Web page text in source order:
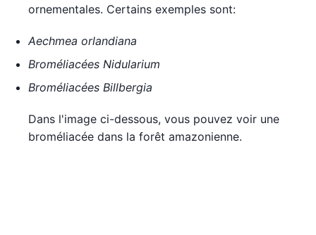
ornementales. Certains exemples sont:
Aechmea orlandiana
Broméliacées Nidularium
Broméliacées Billbergia
Dans l'image ci-dessous, vous pouvez voir une
broméliacée dans la forêt amazonienne.